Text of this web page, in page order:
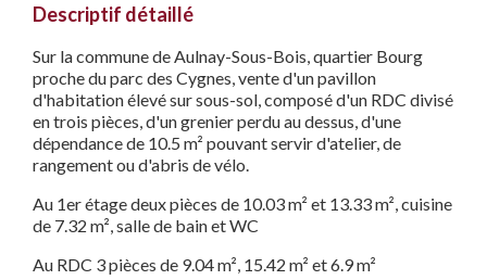
Descriptif détaillé
Sur la commune de Aulnay-Sous-Bois, quartier Bourg
proche du parc des Cygnes, vente d'un pavillon
d'habitation élevé sur sous-sol, composé d'un RDC divisé
en trois pièces, d'un grenier perdu au dessus, d'une
dépendance de 10.5 m² pouvant servir d'atelier, de
rangement ou d'abris de vélo.
Au 1er étage deux pièces de 10.03 m² et 13.33 m², cuisine
de 7.32 m², salle de bain et WC
Au RDC 3 pièces de 9.04 m², 15.42 m² et 6.9 m²